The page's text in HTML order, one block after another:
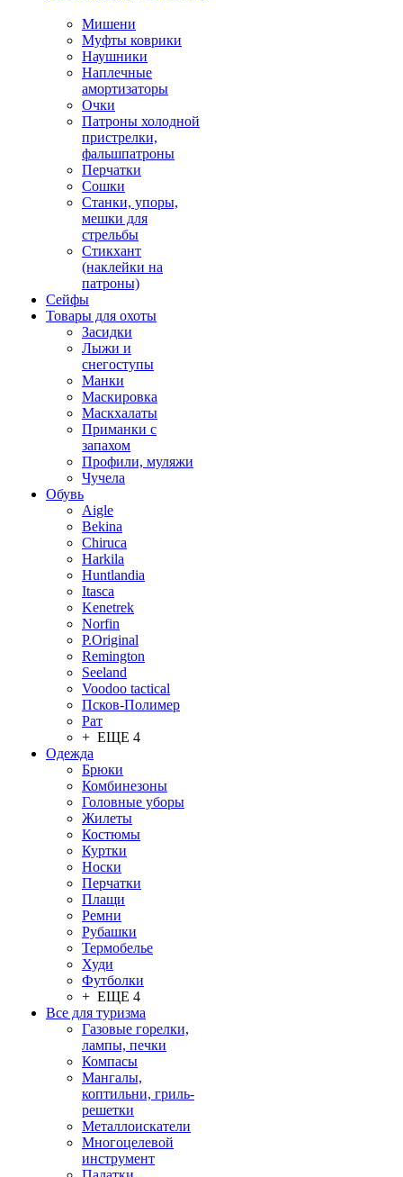
Мишени
Муфты коврики
Наушники
Наплечные
амортизаторы
Очки
Патроны холодной
пристрелки,
фальшпатроны
Перчатки
Сошки
Станки, упоры,
мешки для
стрельбы
Стикхант
(наклейки на
патроны)
Сейфы
Товары для охоты
Засидки
Лыжи и
снегоступы
Манки
Маскировка
Маскхалаты
Приманки с
запахом
Профили, муляжи
Чучела
Обувь
Aigle
Bekina
Chiruсa
Harkila
Huntlandia
Itasca
Kenetrek
Norfin
P.Original
Remington
Seeland
Voodoo tactical
Псков-Полимер
Рат
+ ЕЩЕ 4
Одежда
Брюки
Комбинезоны
Головные уборы
Жилеты
Костюмы
Куртки
Носки
Перчатки
Плащи
Ремни
Рубашки
Термобелье
Худи
Футболки
+ ЕЩЕ 4
Все для туризма
Газовые горелки,
лампы, печки
Компасы
Мангалы,
коптильни, гриль-
решетки
Металлоискатели
Многоцелевой
инструмент